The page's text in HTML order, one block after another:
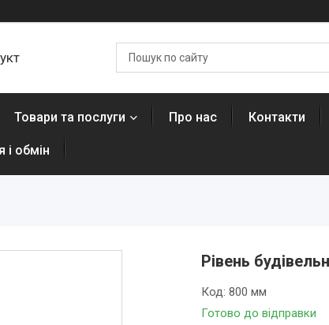
Товари та послуги Про нас Контакти
і обмін
Рівень
Готово до відправки
Код:800 мм